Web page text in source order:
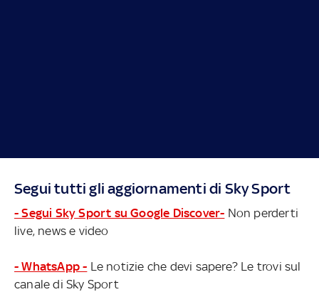
Segui tutti gli aggiornamenti di Sky Sport
- Segui Sky Sport su Google Discover- Non perderti
live, news e video
- WhatsApp - Le notizie che devi sapere? Le trovi sul
canale di Sky Sport